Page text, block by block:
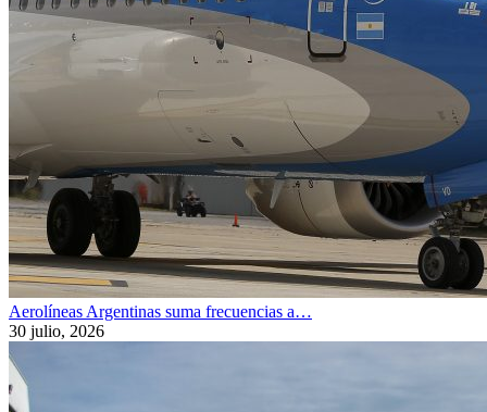
Aerolíneas Argentinas suma frecuencias a…
30 julio, 2026